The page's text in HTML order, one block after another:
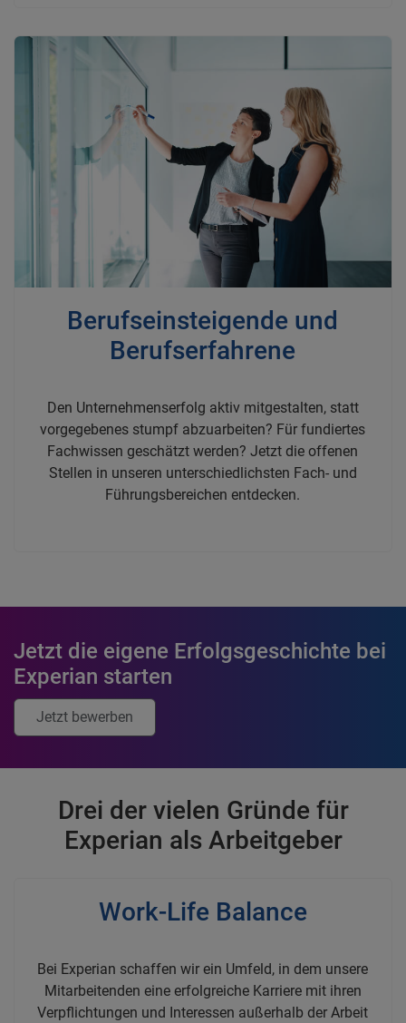
Berufseinsteigende und
Berufserfahrene
Den Unternehmenserfolg aktiv mitgestalten, statt
vorgegebenes stumpf abzuarbeiten? Für fundiertes
Fachwissen geschätzt werden? Jetzt die offenen
Stellen in unseren unterschiedlichsten Fach- und
Führungsbereichen entdecken.
Jetzt die eigene Erfolgsgeschichte bei
Experian starten
Jetzt bewerben
Drei der vielen Gründe für
Experian als Arbeitgeber
Work-Life Balance
Bei Experian schaffen wir ein Umfeld, in dem unsere
Mitarbeitenden eine erfolgreiche Karriere mit ihren
Verpflichtungen und Interessen außerhalb der Arbeit